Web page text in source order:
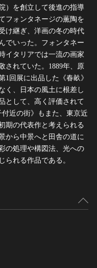
）を創立して後進の指導
ォンタネージの薫陶を
け継ぎ、洋画の冬の時代
でいった。フォンタネー
イタリアでは一流の画家
されていた。1889年、原
1回展に出品した《春畝》
く、日本の風土に根差し
として、高く評価されて
近の街》もまた、東京近
期の代表作と考えられる
から中景へと田舎の道に
の処理や構図法、光への
られる作品である。